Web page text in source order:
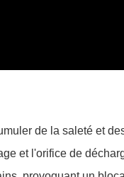
de la saleté et
et l'orifice de